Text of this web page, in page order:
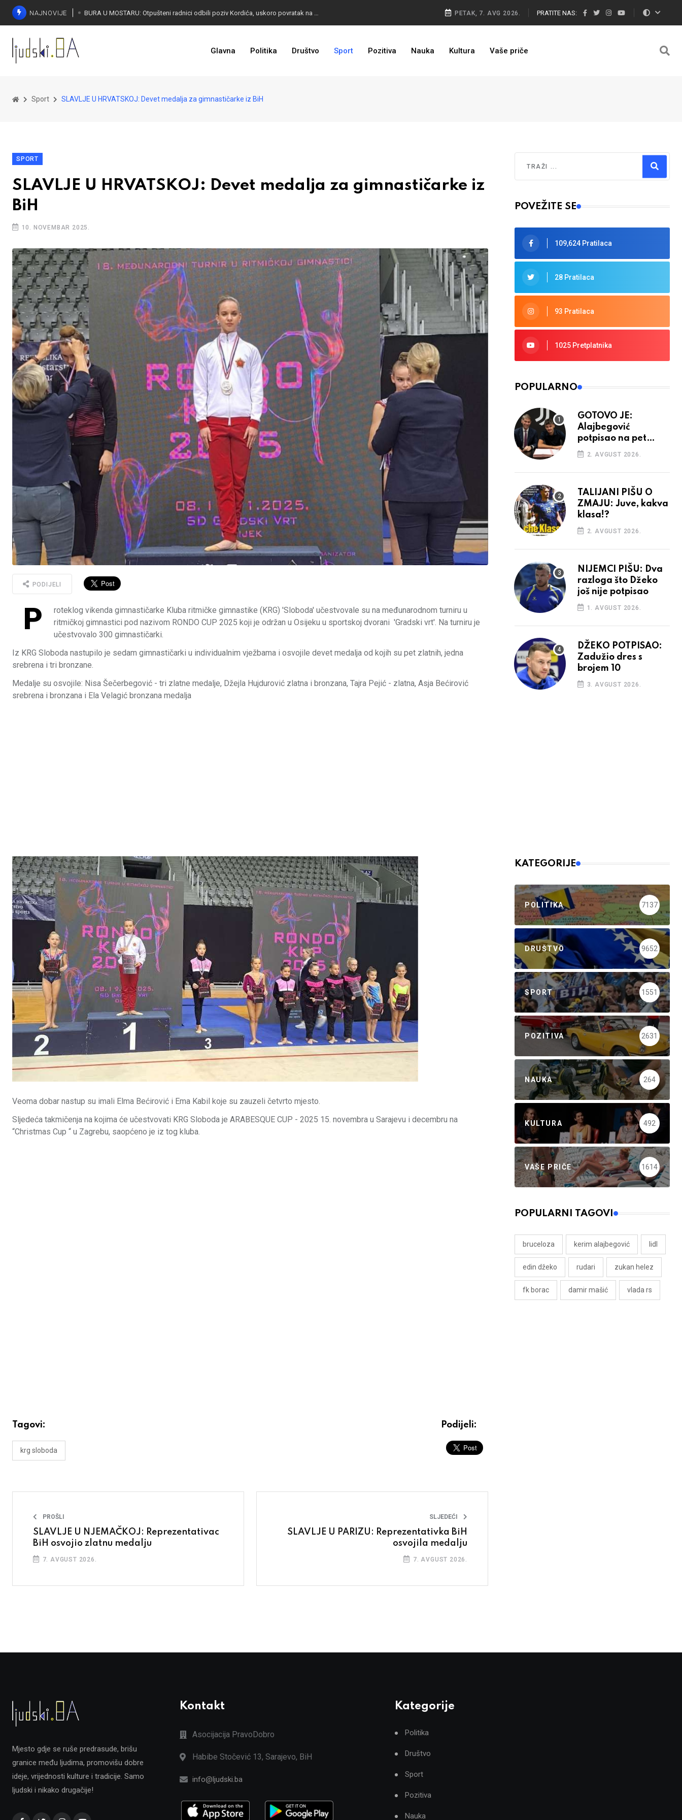
NAJNOVIJE PETAK, 7. AVG 2026. PRATITE NAS:
Glavna Politika Društvo Sport Pozitiva Nauka Kultura Vaše priče
Sport SLAVLJE U HRVATSKOJ: Devet medalja za gimnastičarke iz BiH
SPORT
SLAVLJE U HRVATSKOJ: Devet medalja za gimnastičarke iz
BiH
10. NOVEMBAR 2025.
PODIJELI
P
roteklog vikenda gimnastičarke Kluba ritmičke gimnastike (KRG) 'Sloboda' učestvovale su na međunarodnom turniru u
ritmičkoj gimnastici pod nazivom RONDO CUP 2025 koji je održan u Osijeku u sportskoj dvorani 'Gradski vrt'. Na turniru je
učestvovalo 300 gimnastičarki.
Iz KRG Sloboda nastupilo je sedam gimnastičarki u individualnim vježbama i osvojile devet medalja od kojih su pet zlatnih, jedna
srebrena i tri bronzane.
Medalje su osvojile: Nisa Šečerbegović - tri zlatne medalje, Džejla Hujdurović zlatna i bronzana, Tajra Pejić - zlatna, Asja Bećirović
srebrena i bronzana i Ela Velagić bronzana medalja
Veoma dobar nastup su imali Elma Bećirović i Ema Kabil koje su zauzeli četvrto mjesto.
Sljedeća takmičenja na kojima će učestvovati KRG Sloboda je ARABESQUE CUP - 2025 15. novembra u Sarajevu i decembru na
“Christmas Cup “ u Zagrebu, saopćeno je iz tog kluba.
Tagovi:
krg sloboda
Podijeli:
PROŠLI
SLAVLJE U NJEMAČKOJ: Reprezentativac
BiH osvojio zlatnu medalju
7. AVGUST 2026.
SLJEDEĆI
SLAVLJE U PARIZU: Reprezentativka BiH
osvojila medalju
7. AVGUST 2026.
Type 2 or more characters for results.
POVEŽITE SE
109,624 Pratilaca
28 Pratilaca
93 Pratilaca
1025 Pretplatnika
POPULARNO
GOTOVO JE:
Alajbegović
potpisao na pet
godina
2. AVGUST 2026.
TALIJANI PIŠU O
ZMAJU: Juve, kakva
klasa!?
2. AVGUST 2026.
NIJEMCI PIŠU: Dva
razloga što Džeko
još nije potpisao
1. AVGUST 2026.
DŽEKO POTPISAO:
Zadužio dres s
brojem 10
3. AVGUST 2026.
KATEGORIJE
POLITIKA 7137
DRUŠTVO 9652
SPORT 1551
POZITIVA 2631
NAUKA 264
KULTURA 492
VAŠE PRIČE 1614
POPULARNI TAGOVI
bruceloza kerim alajbegović lidl
edin džeko rudari zukan helez
fk borac damir mašić vlada rs
Mjesto gdje se ruše predrasude, brišu
granice među ljudima, promovišu dobre
ideje, vrijednosti kulture i tradicije. Samo
ljudski i nikako drugačije!
Kontakt
Asocijacija PravoDobro
Habibe Stočević 13, Sarajevo, BiH
info@ljudski.ba
Kategorije
Politika
Društvo
Sport
Pozitiva
Nauka